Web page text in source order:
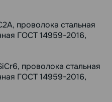
проволока стальная
ГОСТ 14959-2016,
проволока стальная
ГОСТ 14959-2016,